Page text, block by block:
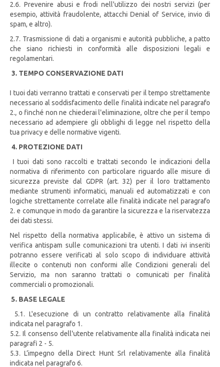
2.6. Prevenire abusi e frodi nell'utilizzo dei nostri servizi (per
esempio, attività fraudolente, attacchi Denial of Service, invio di
spam, e altro).
2.7. Trasmissione di dati a organismi e autorità pubbliche, a patto
che siano richiesti in conformità alle disposizioni legali e
regolamentari.
3. TEMPO CONSERVAZIONE DATI
I tuoi dati verranno trattati e conservati per il tempo strettamente
necessario al soddisfacimento delle finalità indicate nel paragrafo
2., o finché non ne chiederai l'eliminazione, oltre che per il tempo
necessario ad adempiere gli obblighi di legge nel rispetto della
tua privacy e delle normative vigenti.
4. PROTEZIONE DATI
I tuoi dati sono raccolti e trattati secondo le indicazioni della
normativa di riferimento con particolare riguardo alle misure di
sicurezza previste dal GDPR (art. 32) per il loro trattamento
mediante strumenti informatici, manuali ed automatizzati e con
logiche strettamente correlate alle finalità indicate nel paragrafo
2. e comunque in modo da garantire la sicurezza e la riservatezza
dei dati stessi.
Nel rispetto della normativa applicabile, è attivo un sistema di
verifica antispam sulle comunicazioni tra utenti. I dati ivi inseriti
potranno essere verificati al solo scopo di individuare attività
illecite o contenuti non conformi alle Condizioni generali del
Servizio, ma non saranno trattati o comunicati per finalità
commerciali o promozionali.
5. BASE LEGALE
5.1. L'esecuzione di un contratto relativamente alla finalità
indicata nel paragrafo 1.
5.2. Il consenso dell'utente relativamente alla finalità indicata nei
paragrafi 2 - 5.
5.3. L’impegno della Direct Hunt Srl relativamente alla finalità
indicata nel paragrafo 6.